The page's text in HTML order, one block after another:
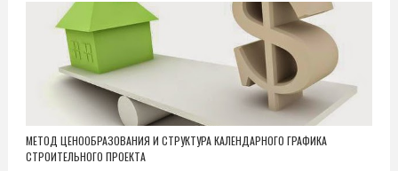
МЕТОД ЦЕНООБРАЗОВАНИЯ И СТРУКТУРА КАЛЕНДАРНОГО ГРАФИКА
СТРОИТЕЛЬНОГО ПРОЕКТА